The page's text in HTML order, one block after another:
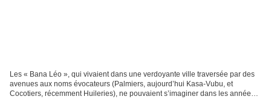
Les « Bana Léo », qui vivaient dans une verdoyante ville traversée par des
avenues aux noms évocateurs (Palmiers, aujourd’hui Kasa-Vubu, et
Cocotiers, récemment Huileries), ne pouvaient s’imaginer dans les années